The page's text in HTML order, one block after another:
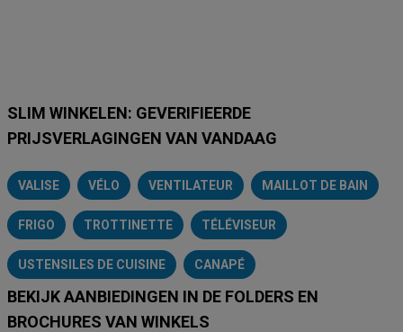
SLIM WINKELEN: GEVERIFIEERDE
PRIJSVERLAGINGEN VAN VANDAAG
VALISE VÉLO VENTILATEUR MAILLOT DE BAIN
FRIGO TROTTINETTE TÉLÉVISEUR
USTENSILES DE CUISINE CANAPÉ
BEKIJK AANBIEDINGEN IN DE FOLDERS EN
BROCHURES VAN WINKELS